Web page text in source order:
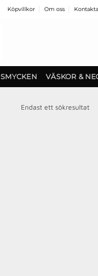
Köpvillkor Om oss
SMYCKEN VÄSKOR &
Endast ett sökresultat